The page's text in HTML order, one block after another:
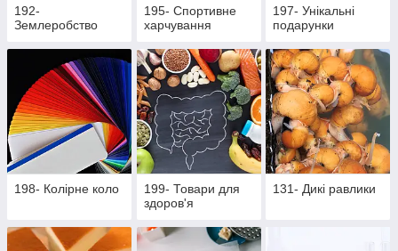
192-
Землеробство
195- Cпортивне
харчування
197- Унікальні
подарунки
198- Колірне коло
199- Товари для
здоров'я
131- Дикі равлики